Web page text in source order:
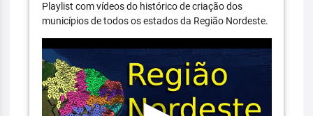
Playlist com vídeos do histórico de criação dos
municípios de todos os estados da Região Nordeste.